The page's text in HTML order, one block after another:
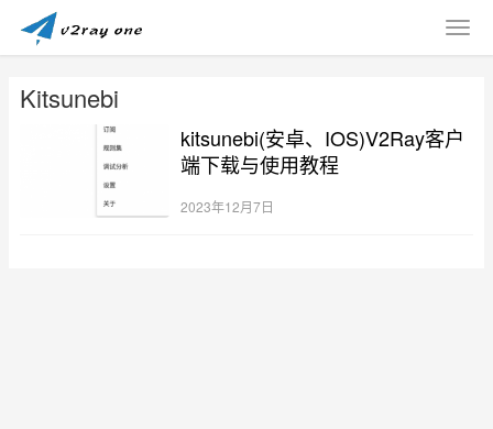
Kitsunebi
kitsunebi(安卓、IOS)V2Ray客户
端下载与使用教程
2023年12月7日